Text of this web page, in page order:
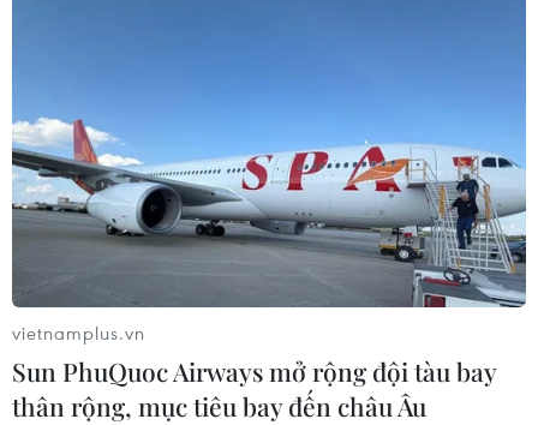
vietnamplus.vn
Sun PhuQuoc Airways mở rộng đội tàu bay
thân rộng, mục tiêu bay đến châu Âu